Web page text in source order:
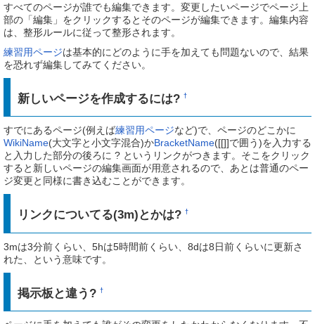
すべてのページが誰でも編集できます。変更したいページでページ上
部の「編集」をクリックするとそのページが編集できます。編集内容
は、整形ルールに従って整形されます。
練習用ページは基本的にどのように手を加えても問題ないので、結果
を恐れず編集してみてください。
新しいページを作成するには?†
すでにあるページ(例えば練習用ページなど)で、ページのどこかに
WikiName(大文字と小文字混合)かBracketName([[]]で囲う)を入力する
と入力した部分の後ろに ? というリンクがつきます。そこをクリック
すると新しいページの編集画面が用意されるので、あとは普通のペー
ジ変更と同様に書き込むことができます。
リンクについてる(3m)とかは?†
3mは3分前くらい、5hは5時間前くらい、8dは8日前くらいに更新さ
れた、という意味です。
掲示板と違う?†